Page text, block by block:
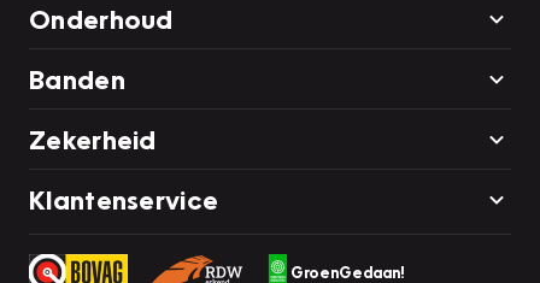
Onderhoud
Banden
Zekerheid
Klantenservice
GroenGedaan!